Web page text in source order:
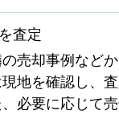
査定
売却事例など
地を確認し、
必要に応じて